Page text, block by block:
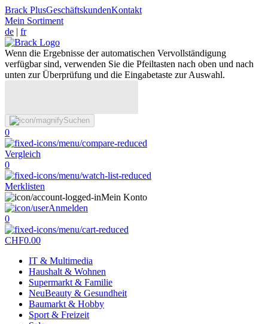
Brack PlusGeschäftskundenKontakt
Mein Sortiment
de | fr
Wenn die Ergebnisse der automatischen Vervollständigung
verfügbar sind, verwenden Sie die Pfeiltasten nach oben und nach
unten zur Überprüfung und die Eingabetaste zur Auswahl.
Suchen
0
Vergleich
0
Merklisten
Mein Konto
Anmelden
0
CHF0.00
IT & Multimedia
Haushalt & Wohnen
Supermarkt & Familie
NeuBeauty & Gesundheit
Baumarkt & Hobby
Sport & Freizeit